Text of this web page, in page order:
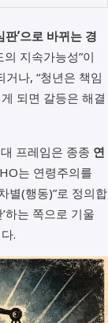
판’으로 바뀌는 경
지속가능성”이
거나, “청년은 책임
되면 갈등은 해결
프레임은 종종 연
는 연령주의를
별(행동)”로 정의합
하는 쪽으로 기울
.